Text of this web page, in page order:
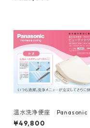
温水洗浄便座 Panasonic
¥49,800